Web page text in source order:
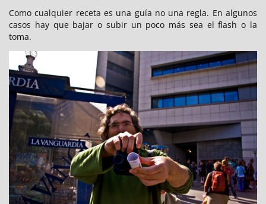
Como cualquier receta es una guía no una regla. En algunos
casos hay que bajar o subir un poco más sea el flash o la
toma.